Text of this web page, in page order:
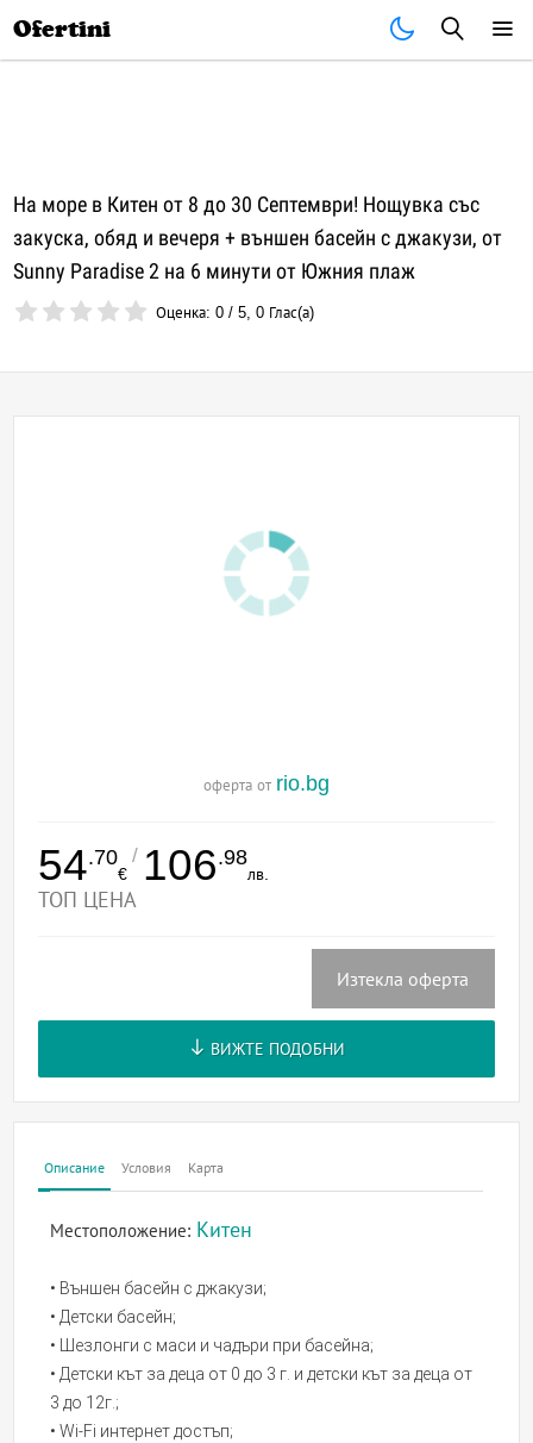
Ofertini
На море в Китен от 8 до 30 Септември! Нощувка със
закуска, обяд и вечеря + външен басейн с джакузи, от
Sunny Paradise 2 на 6 минути от Южния плаж
Оценка:0 /5,0 Глас(а)
оферта от rio.bg
54.70
€
/ 106.98
лв.
ТОП ЦЕНА
Изтекла оферта
ВИЖТЕ ПОДОБНИ
Описание Условия Карта
Местоположение: Китен
• Външен басейн с джакузи;
• Детски басейн;
• Шезлонги с маси и чадъри при басейна;
• Детски кът за деца от 0 до 3 г. и детски кът за деца от
3 до 12г.;
• Wi-Fi интернет достъп;